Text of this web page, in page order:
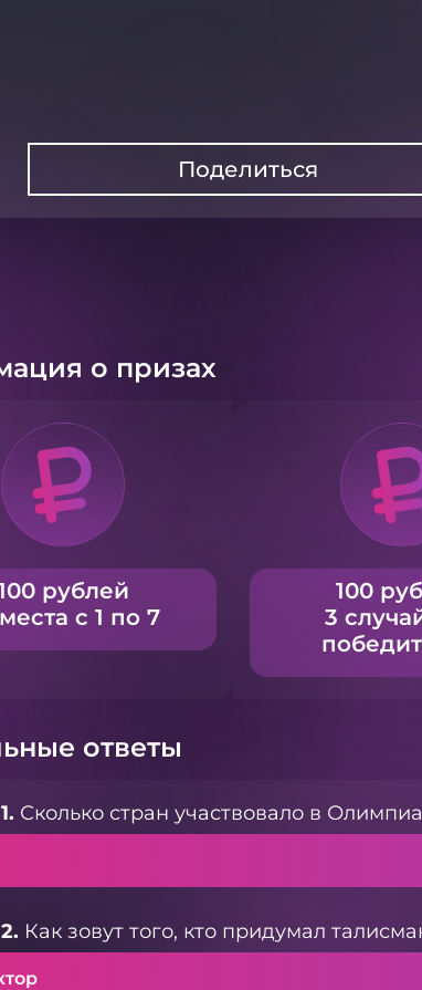
Поделиться
о призах
рублей
с 1 по 7
100
3
ответы
Сколько стран участвовало в
Как зовут того, кто придумал